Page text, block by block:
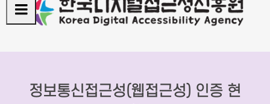
정보통신접근성(웹접근성) 인증 현